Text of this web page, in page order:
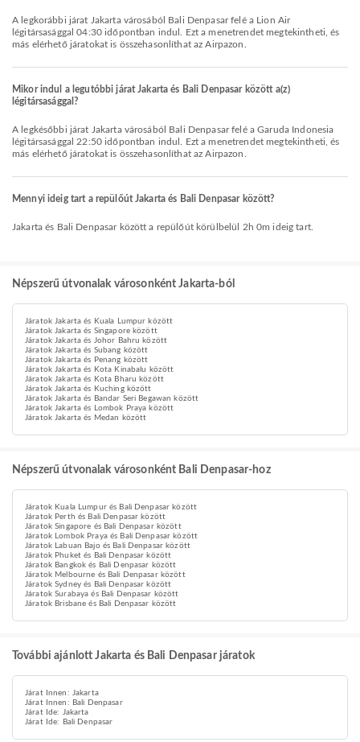
A legkorábbi járat Jakarta városából Bali Denpasar felé a Lion Air
légitársasággal 04:30 időpontban indul. Ezt a menetrendet megtekintheti, és
más elérhető járatokat is összehasonlíthat az Airpazon.
Mikor indul a legutóbbi járat Jakarta és Bali Denpasar között a(z)
légitársasággal?
A legkésőbbi járat Jakarta városából Bali Denpasar felé a Garuda Indonesia
légitársasággal 22:50 időpontban indul. Ezt a menetrendet megtekintheti, és
más elérhető járatokat is összehasonlíthat az Airpazon.
Mennyi ideig tart a repülőút Jakarta és Bali Denpasar között?
Jakarta és Bali Denpasar között a repülőút körülbelül 2h 0m ideig tart.
Népszerű útvonalak városonként Jakarta-ból
Járatok Jakarta és Kuala Lumpur között
Járatok Jakarta és Singapore között
Járatok Jakarta és Johor Bahru között
Járatok Jakarta és Subang között
Járatok Jakarta és Penang között
Járatok Jakarta és Kota Kinabalu között
Járatok Jakarta és Kota Bharu között
Járatok Jakarta és Kuching között
Járatok Jakarta és Bandar Seri Begawan között
Járatok Jakarta és Lombok Praya között
Járatok Jakarta és Medan között
Népszerű útvonalak városonként Bali Denpasar-hoz
Járatok Kuala Lumpur és Bali Denpasar között
Járatok Perth és Bali Denpasar között
Járatok Singapore és Bali Denpasar között
Járatok Lombok Praya és Bali Denpasar között
Járatok Labuan Bajo és Bali Denpasar között
Járatok Phuket és Bali Denpasar között
Járatok Bangkok és Bali Denpasar között
Járatok Melbourne és Bali Denpasar között
Járatok Sydney és Bali Denpasar között
Járatok Surabaya és Bali Denpasar között
Járatok Brisbane és Bali Denpasar között
További ajánlott Jakarta és Bali Denpasar járatok
Járat Innen: Jakarta
Járat Innen: Bali Denpasar
Járat Ide: Jakarta
Járat Ide: Bali Denpasar